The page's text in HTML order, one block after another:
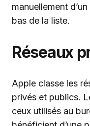
manuellement
bas de la liste.
Réseaux
Apple classe les
privés et publics.
ceux utilisés au